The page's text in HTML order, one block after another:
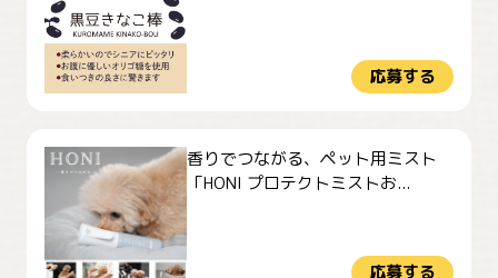
応募する
香りでつながる、ペット用ミスト
「HONI プロテクトミストお...
応募する